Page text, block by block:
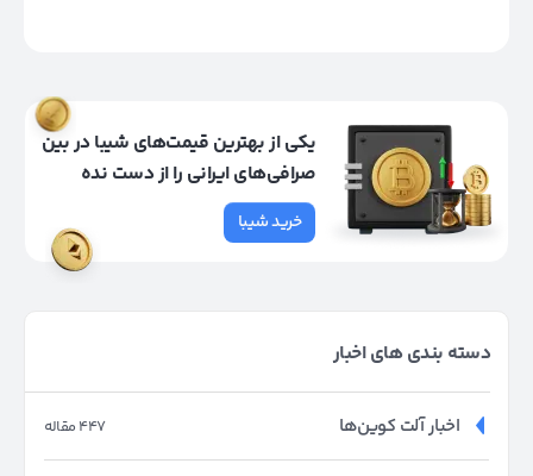
یکی از بهترین قیمت‌های شیبا در بین
صرافی‌های ایرانی را از دست نده
خرید شیبا
دسته بندی های اخبار
447 مقاله اخبار آلت کوین‌ها